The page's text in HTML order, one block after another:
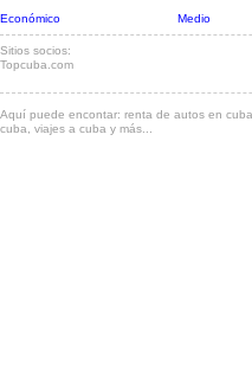
Económico
Medio
Sitios socios:
Topcuba.com
Aquí puede encontar: renta de autos en
cuba, viajes a cuba y más...